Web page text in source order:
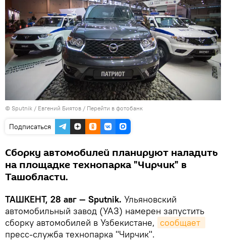
© Sputnik / Евгений Биятов / Перейти в фотобанк
Подписаться
Сборку автомобилей планируют наладить
на площадке технопарка "Чирчик" в
Ташобласти.
ТАШКЕНТ, 28 авг — Sputnik. Ульяновский
автомобильный завод (УАЗ) намерен запустить
сборку автомобилей в Узбекистане,
пресс-служба технопарка "Чирчик".